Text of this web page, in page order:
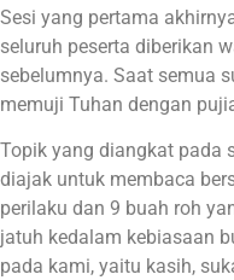
Sesi yang pertama
seluruh peserta diberikan
sebelumnya. Saat semua
memuji Tuhan dengan
Topik yang diangkat pada
diajak untuk membaca
perilaku dan 9 buah roh
jatuh kedalam kebiasaan
pada kami, yaitu kasih,